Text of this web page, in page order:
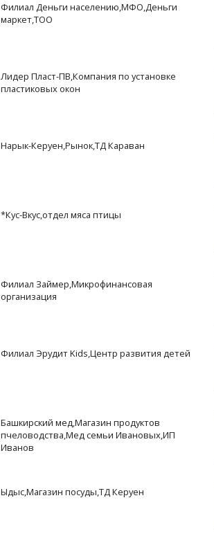
Филиал Деньги населению,МФО,Деньги
маркет,ТОО
Лидер Пласт-ПВ,Компания по установке
пластиковых окон
Нарык-Керуен,Рынок,ТД Караван
*Кус-Вкус,отдел мяса птицы
Филиал Займер,Микрофинансовая
организация
Филиал Эрудит Kids,Центр развития детей
Башкирский мед,Магазин продуктов
пчеловодства,Мед семьи Ивановых,ИП
Иванов
Ыдыс,Магазин посуды,ТД Керуен